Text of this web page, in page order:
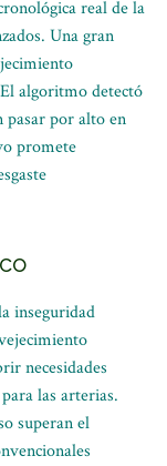
real de la
Una gran
algoritmo detectó
pasar por alto en
promete
inseguridad
necesidades
las arterias.
superan el